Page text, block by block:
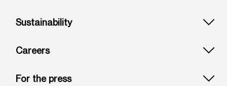
Sustainability
Careers
For the press